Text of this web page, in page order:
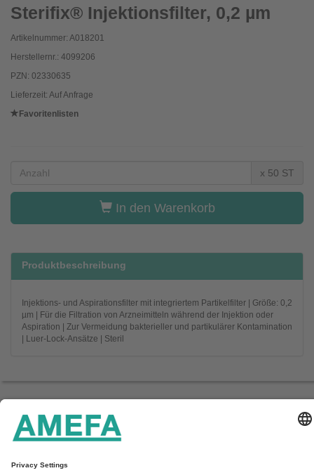
Sterifix® Injektionsfilter, 0,2 µm
Artikelnummer: A018201
Herstellernr.: 4099206
PZN: 02330635
Lieferzeit: Auf Anfrage
Favoritenlisten
x 50 ST
In den Warenkorb
Produktbeschreibung
Injektions- und Aspirationsfilter mit integriertem Partikelfilter | Größe: 0,2
µm | Für die Filtration von Arzneimitteln während der Injektion oder
Aspiration | Zur Vermeidung bakterieller und partikulärer Kontamination
| Luer-Lock-Ansätze | Steril
Startseite Unternehmen
Impressum & Datenschutz